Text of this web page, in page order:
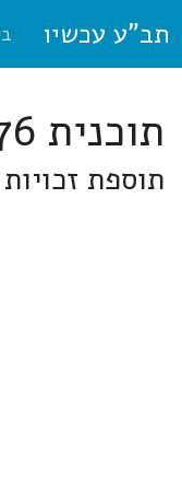
תב"ע עכשיו
תוכנית 307-0412676 חריש
תוספת זכויות